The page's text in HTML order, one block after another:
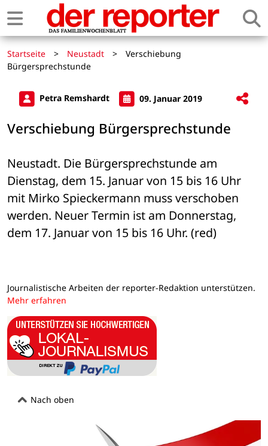
Startseite > Neustadt >
Verschiebung
Bürgersprechstunde
Petra Remshardt 09. Januar 2019
Verschiebung Bürgersprechstunde
Neustadt. Die Bürgersprechstunde am
Dienstag, dem 15. Januar von 15 bis 16 Uhr
mit Mirko Spieckermann muss verschoben
werden. Neuer Termin ist am Donnerstag,
dem 17. Januar von 15 bis 16 Uhr. (red)
Journalistische Arbeiten der reporter-Redaktion unterstützen.
Mehr erfahren
Nach oben